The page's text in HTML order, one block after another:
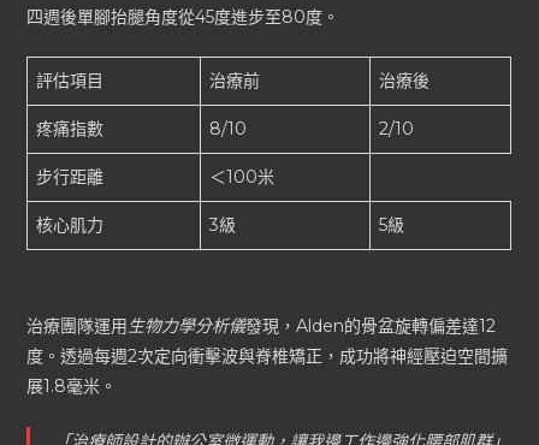
四週後單腳抬腿角度從45度進步至80度。
評估項目 治療前 治療後
疼痛指數 8/10 2/10
步行距離 ＜100米
核心肌力 3級 5級
治療團隊運用生物力學分析儀發現，Alden的骨盆旋轉偏差達12
度。透過每週2次定向衝擊波與脊椎矯正，成功將神經壓迫空間擴
展1.8毫米。